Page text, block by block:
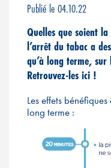
Publié le 04.10.22
Quelles que soient
l’arrêt du tabac a
qu’à long terme,
Retrouvez-les ici !
Les effets
long terme :